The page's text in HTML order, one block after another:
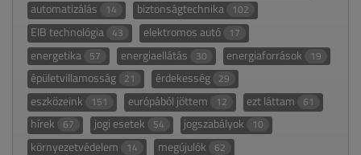
automatizálás 14 biztonságtechnika 102
EIB technológia 43 elektromos autó 17
energetika 57 energiaellátás 30 energiaforrások 19
épületvillamosság 21 érdekesség 29
eszközeink 151 európából jöttem 12 ezt láttam 61
hírek 67 jogi esetek 54 jogszabályok 10
környezetvédelem 14 megújulók 62